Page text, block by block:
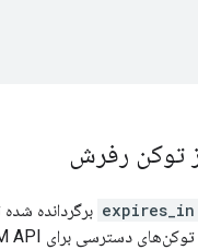
توکن رفرش
expires_in